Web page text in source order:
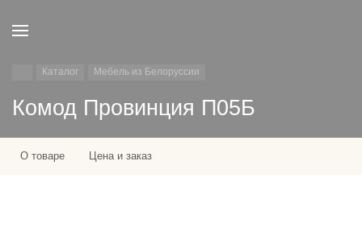
Каталог Мебель из Белоруссии
Комод Провинция П05Б
О товаре Цена и заказ